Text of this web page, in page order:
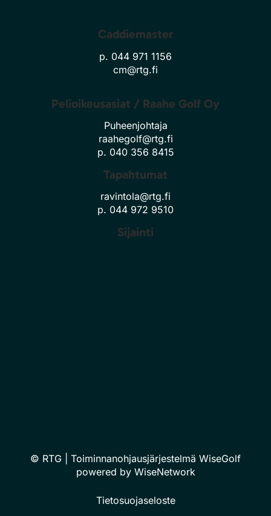
Caddiemaster
p. 044 971 1156
cm@rtg.fi
Pelioikeusasiat / Raahe Golf Oy
Puheenjohtaja
raahegolf@rtg.fi
p. 040 356 8415
Tapahtumat
ravintola@rtg.fi
p. 044 972 9510
Sijainti
© RTG | Toiminnanohjausjärjestelmä WiseGolf
powered by WiseNetwork
Tietosuojaseloste